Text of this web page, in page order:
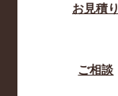
お見積り
ご相談